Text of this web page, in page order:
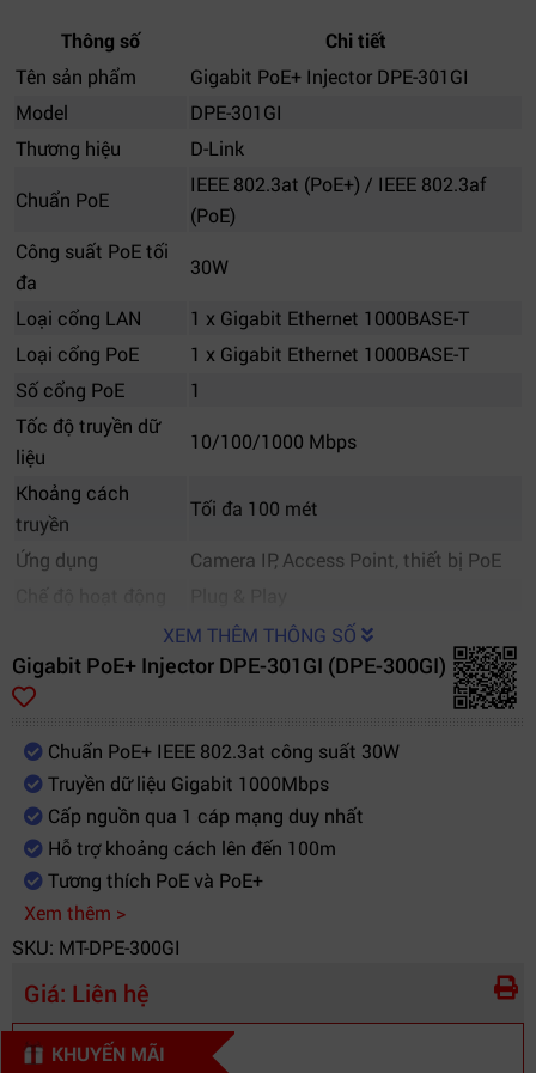
Thông số
Chi tiết
Tên sản phẩm
Gigabit PoE+ Injector DPE-301GI
Model
DPE-301GI
Thương hiệu
D-Link
Chuẩn PoE
IEEE 802.3at (PoE+) / IEEE 802.3af
(PoE)
Công suất PoE tối
đa
30W
Loại cổng LAN
1 x Gigabit Ethernet 1000BASE-T
Loại cổng PoE
1 x Gigabit Ethernet 1000BASE-T
Số cổng PoE
1
Tốc độ truyền dữ
liệu
10/100/1000 Mbps
Khoảng cách
truyền
Tối đa 100 mét
Ứng dụng
Camera IP, Access Point, thiết bị PoE
Không quạt
Chất liệu vỏ
Nhựa
Môi trường sử dụng
Văn phòng, nhà xưởng, tòa nhà
Bảo hành
Theo chính sách hãng
XEM THÊM THÔNG SỐ
Gigabit PoE+ Injector DPE-301GI (DPE-300GI)
Chuẩn PoE+ IEEE 802.3at công suất 30W
Truyền dữ liệu Gigabit 1000Mbps
Cấp nguồn qua 1 cáp mạng duy nhất
Hỗ trợ khoảng cách lên đến 100m
Tương thích PoE và PoE+
Xem thêm >
SKU: MT-DPE-300GI
Giá: Liên hệ
KHUYẾN MÃI